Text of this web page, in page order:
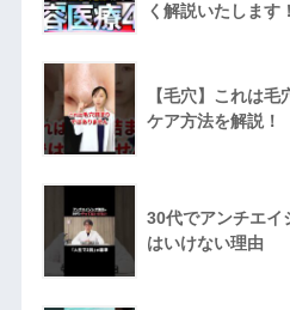
く解説いたします
【毛穴】これは毛
ケア方法を解説！
30代でアンチエイ
はいけない理由